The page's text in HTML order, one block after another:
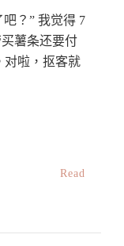
？” 我觉得 7
薯条还要付
啦，抠客就
Read